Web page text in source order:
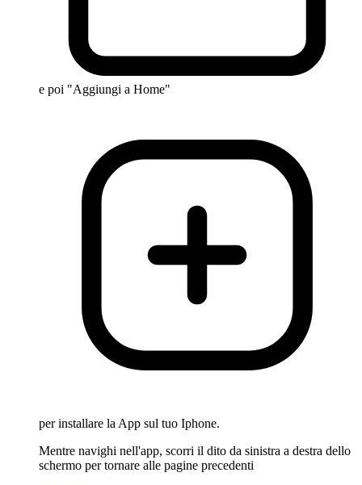
e poi "Aggiungi a Home"
per installare la App sul tuo Iphone.
Mentre navighi nell'app, scorri il dito da sinistra a destra dello
schermo per tornare alle pagine precedenti